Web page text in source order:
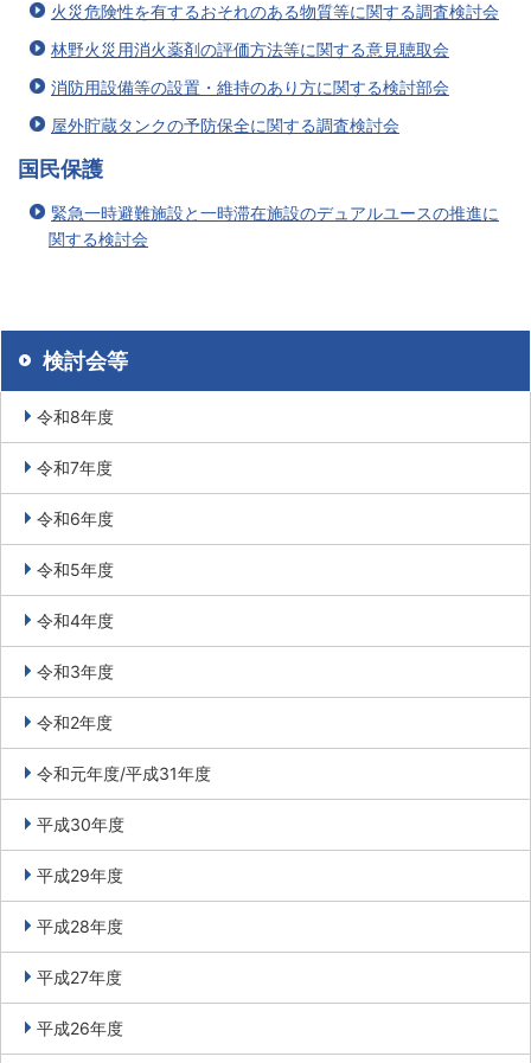
火災危険性を有するおそれのある物質等に関する調査検討会
林野火災用消火薬剤の評価方法等に関する意見聴取会
消防用設備等の設置・維持のあり方に関する検討部会
屋外貯蔵タンクの予防保全に関する調査検討会
国民保護
緊急一時避難施設と一時滞在施設のデュアルユースの推進に
関する検討会
検討会等
令和8年度
令和7年度
令和6年度
令和5年度
令和4年度
令和3年度
令和2年度
令和元年度/平成31年度
平成30年度
平成29年度
平成28年度
平成27年度
平成26年度